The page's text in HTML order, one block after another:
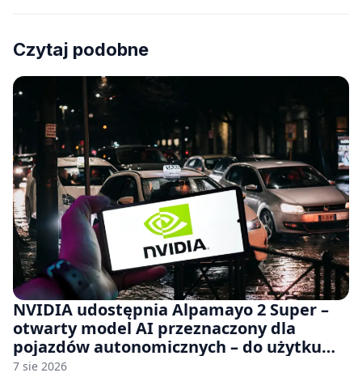
Czytaj podobne
NVIDIA udostępnia Alpamayo 2 Super –
otwarty model AI przeznaczony dla
pojazdów autonomicznych – do użytku
komercyjnego
7 sie 2026